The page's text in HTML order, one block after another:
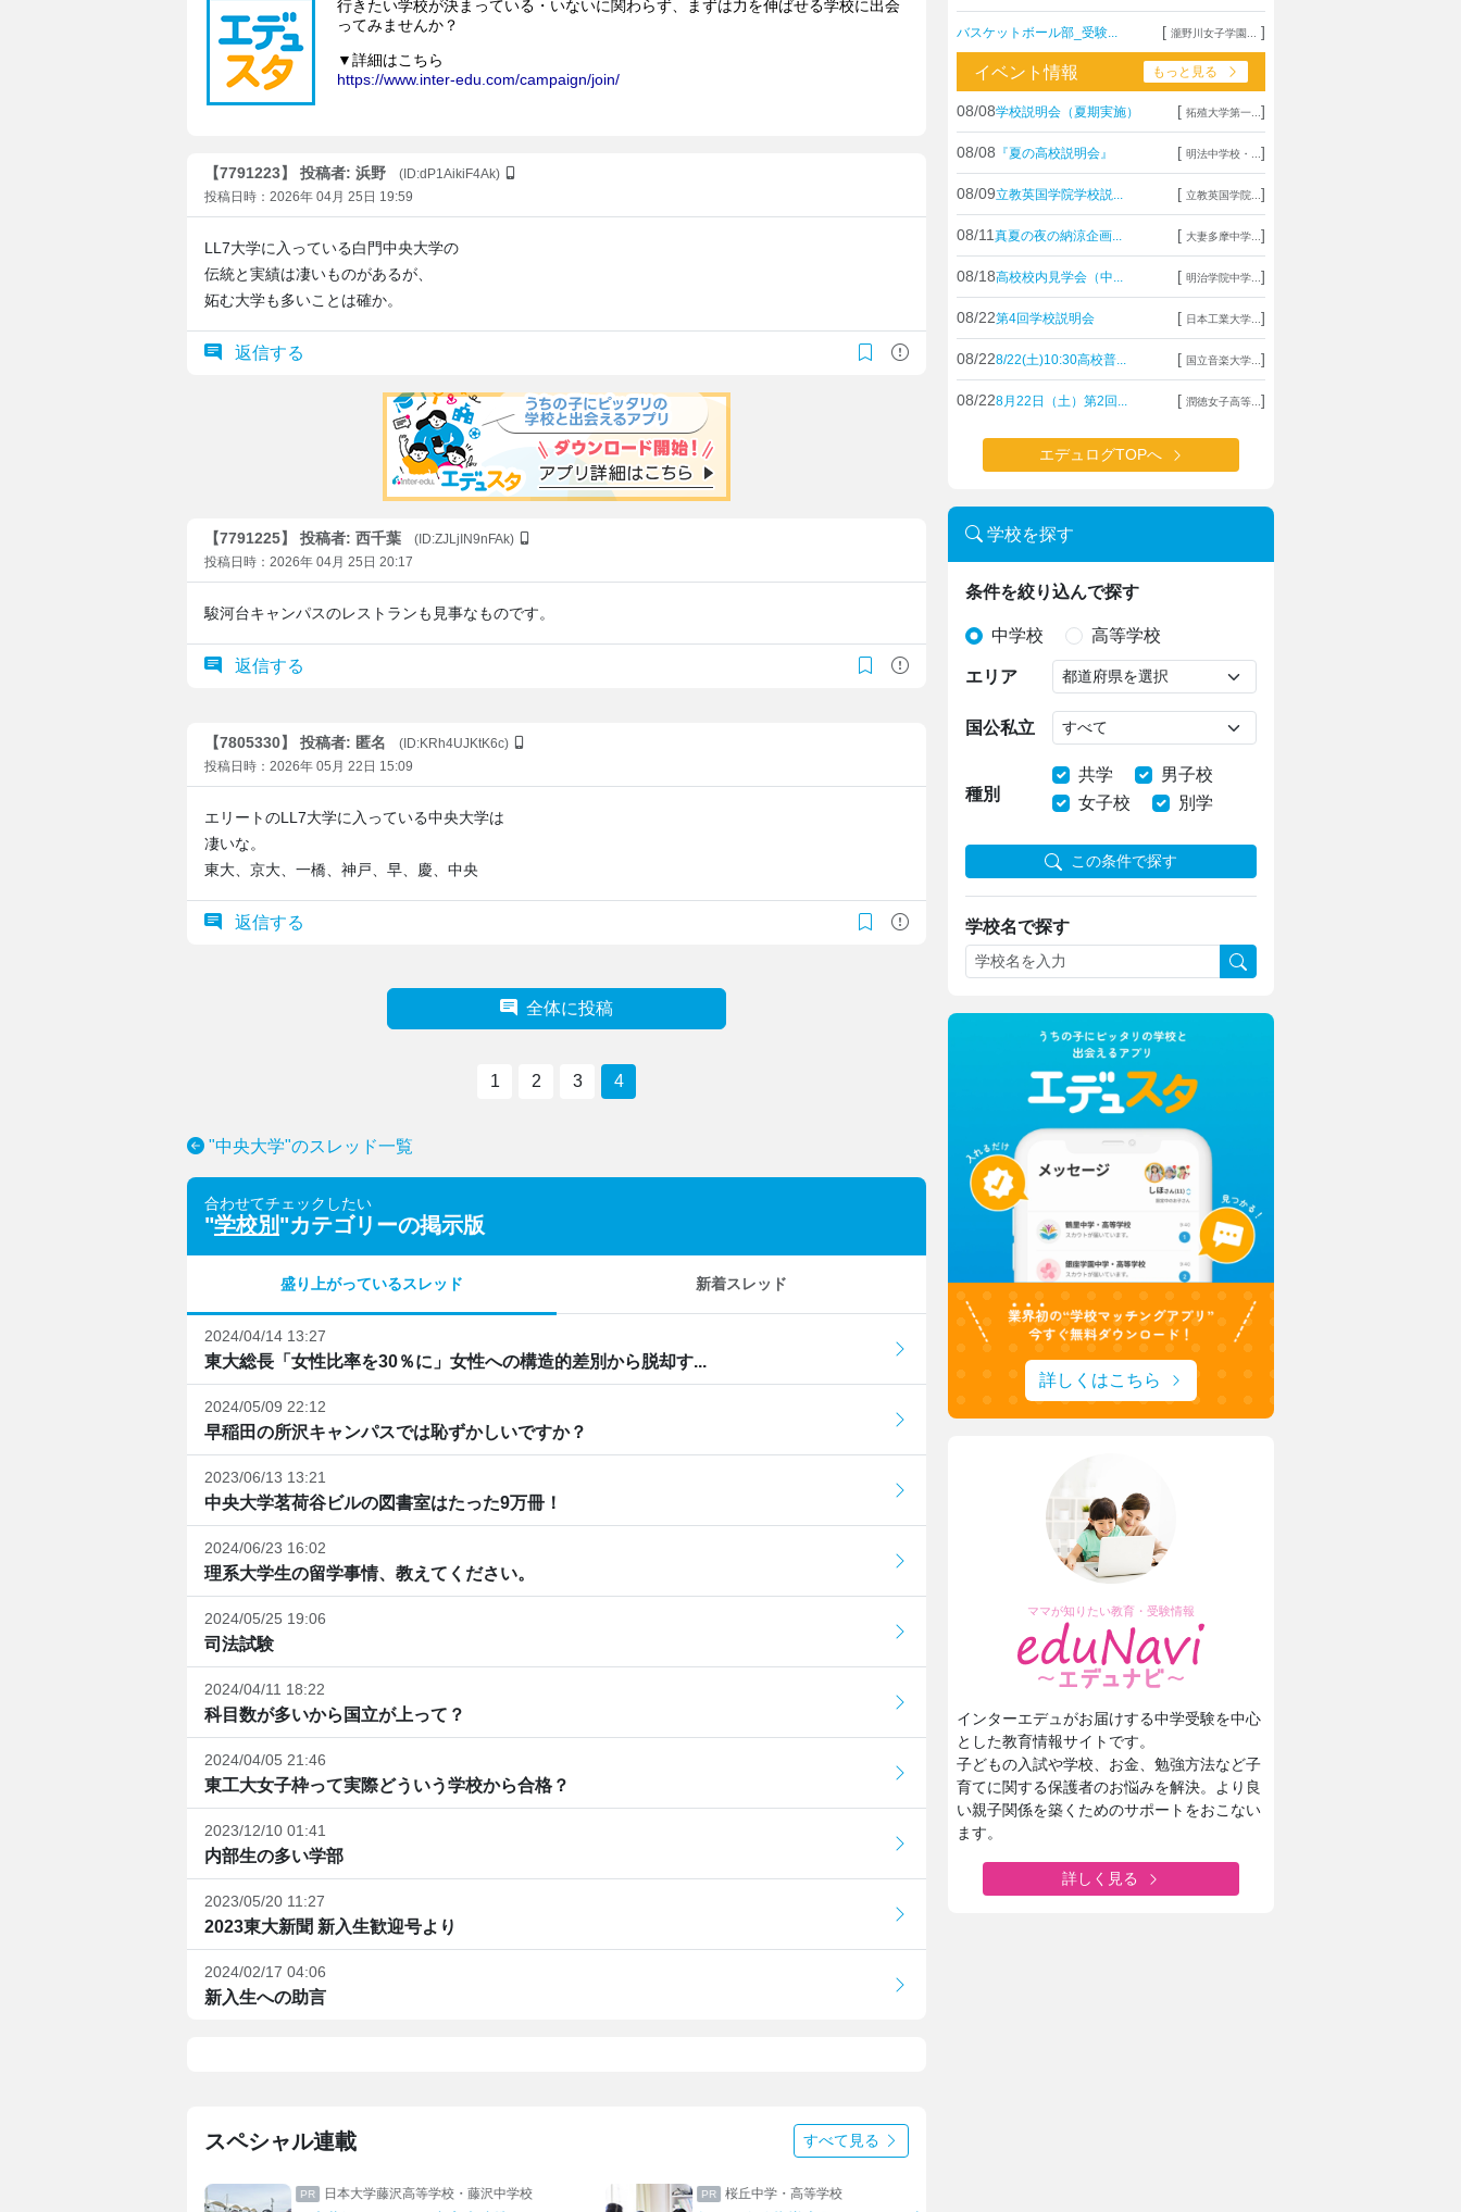
【7791223】 投稿者: 浜野
(ID:dP1AikiF4Ak)
投稿日時：2026年 04月 25日 19:59
LL7大学に入っている白門中央大学の
伝統と実績は凄いものがあるが、
妬む大学も多いことは確か。
返信する
【7791225】 投稿者: 西千葉
(ID:ZJLjIN9nFAk)
投稿日時：2026年 04月 25日 20:17
駿河台キャンパスのレストランも見事なものです。
返信する
【7805330】 投稿者: 匿名
(ID:KRh4UJKtK6c)
投稿日時：2026年 05月 22日 15:09
エリートのLL7大学に入っている中央大学は
凄いな。
東大、京大、一橋、神戸、早、慶、中央
返信する
全体に投稿
1 2 3 4
"中央大学"のスレッド一覧
合わせてチェックしたい
"学校別 "カテゴリーの掲示版
盛り上がっているスレッド 新着スレッド
2024/04/14 13:27
東大総長「女性比率を30％に」女性への構造的差別から脱却す...
2024/05/09 22:12
早稲田の所沢キャンパスでは恥ずかしいですか？
2023/06/13 13:21
中央大学茗荷谷ビルの図書室はたった9万冊！
2024/06/23 16:02
理系大学生の留学事情、教えてください。
2024/05/25 19:06
司法試験
2024/04/11 18:22
科目数が多いから国立が上って？
2024/04/05 21:46
東工大女子枠って実際どういう学校から合格？
2023/12/10 01:41
内部生の多い学部
2023/05/20 11:27
2023東大新聞 新入生歓迎号より
2024/02/17 04:06
新入生への助言
スペシャル連載 すべて見る
日本大学藤沢高等学校・藤沢中学校 桜丘中学・高等学校
バスケットボール部_受験... [ 瀧野川女子学園... ]
イベント情報 もっと見る
08/08学校説明会（夏期実施） [ 拓殖大学第一... ]
08/08 『夏の高校説明会』 [ 明法中学校・... ]
08/09立教英国学院学校説... [ 立教英国学院... ]
08/11 真夏の夜の納涼企画... [ 大妻多摩中学... ]
08/18高校校内見学会（中... [ 明治学院中学... ]
08/22第4回学校説明会 [ 日本工業大学... ]
08/228/22(土)10:30高校普... [ 国立音楽大学... ]
08/228月22日（土）第2回... [ 潤徳女子高等... ]
エデュログTOPへ
学校を探す
条件を絞り込んで探す
中学校 高等学校
エリア
国公私立
種別
共学
男子校
女子校
別学
この条件で探す
学校名で探す
詳しくはこちら
ママが知りたい教育・受験情報
インターエデュがお届けする中学受験を中心
とした教育情報サイトです。
子どもの入試や学校、お金、勉強方法など子
育てに関する保護者のお悩みを解決。より良
い親子関係を築くためのサポートをおこない
ます。
詳しく見る